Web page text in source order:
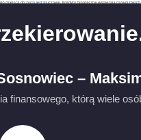
–
finansowego, którą wiele